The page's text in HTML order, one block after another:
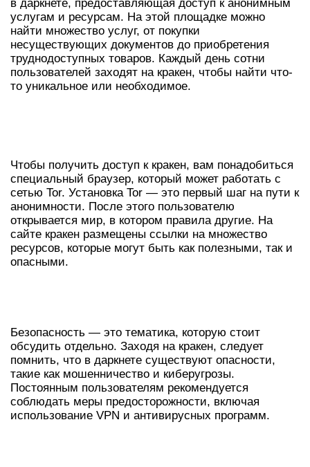
в даркнете, предоставляющая доступ к анонимным
услугам и ресурсам. На этой площадке можно
найти множество услуг, от покупки
несуществующих документов до приобретения
труднодоступных товаров. Каждый день сотни
пользователей заходят на кракен, чтобы найти что-
то уникальное или необходимое.
Чтобы получить доступ к кракен, вам понадобиться
специальный браузер, который может работать с
сетью Tor. Установка Tor — это первый шаг на пути к
анонимности. После этого пользователю
открывается мир, в котором правила другие. На
сайте кракен размещены ссылки на множество
ресурсов, которые могут быть как полезными, так и
опасными.
Безопасность — это тематика, которую стоит
обсудить отдельно. Заходя на кракен, следует
помнить, что в даркнете существуют опасности,
такие как мошенничество и киберугрозы.
Постоянным пользователям рекомендуется
соблюдать меры предосторожности, включая
использование VPN и антивирусных программ.